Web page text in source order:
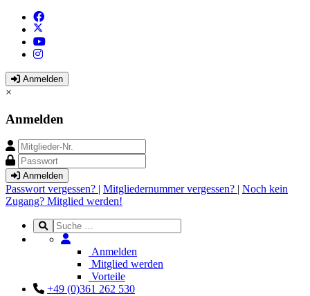
Anmelden
×
Anmelden
Anmelden
Passwort vergessen? | Mitgliedernummer vergessen? | Noch kein
Zugang? Mitglied werden!
Anmelden
Mitglied werden
Vorteile
+49 (0)361 262 530